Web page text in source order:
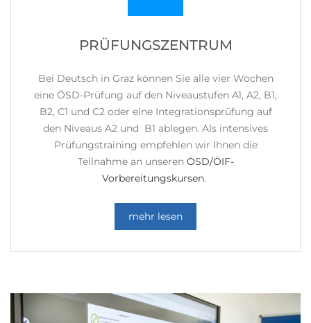
PRÜFUNGSZENTRUM
Bei Deutsch in Graz können Sie alle vier Wochen
eine ÖSD-Prüfung auf den Niveaustufen A1, A2, B1,
B2, C1 und C2 oder eine Integrationsprüfung auf
den Niveaus A2 und B1 ablegen. Als intensives
Prüfungstraining empfehlen wir Ihnen die
Teilnahme an unseren ÖSD/ÖIF-
Vorbereitungskursen.
mehr lesen